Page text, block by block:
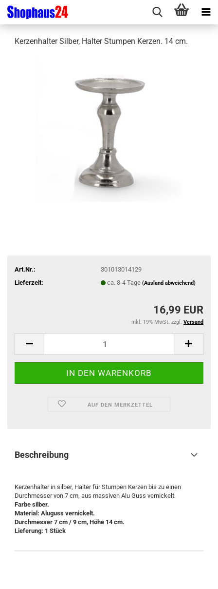
Kerzenhalter Silber, Halter Stumpen Kerzen. 14 cm.
Art.Nr.:
301013014129
Lieferzeit:
ca. 3-4 Tage (Ausland abweichend)
16,99 EUR
inkl. 19% MwSt. zzgl. Versand
AUF DEN MERKZETTEL
Beschreibung
Kerzenhalter in silber, Halter für Stumpen Kerzen bis zu einen
Durchmesser von 7 cm, aus massiven Alu Guss vernickelt.
Farbe silber.
Material: Aluguss vernickelt.
Durchmesser 7 cm / 9 cm, Höhe 14 cm.
Lieferung: 1 Stück